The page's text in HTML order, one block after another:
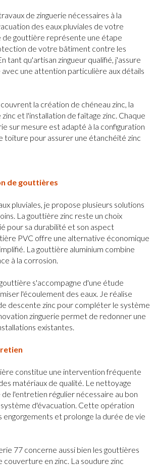
de zinguerie nécessaires à la
des eaux pluviales de votre
de gouttière représente une étape
de votre bâtiment contre les
tant qu'artisan zingueur qualifié, j'assure
une attention particulière aux détails
la création de chéneau zinc, la
et l'installation de faîtage zinc. Chaque
sur mesure est adapté à la configuration
toiture pour assurer une étanchéité zinc
de gouttières
pluviales, je propose plusieurs solutions
La gouttière zinc reste un choix
pour sa durabilité et son aspect
PVC offre une alternative économique
La gouttière aluminium combine
à la corrosion.
s'accompagne d'une étude
l'écoulement des eaux. Je réalise
descente zinc pour compléter le système
zinguerie permet de redonner une
existantes.
constitue une intervention fréquente
matériaux de qualité. Le nettoyage
l'entretien régulier nécessaire au bon
d'évacuation. Cette opération
et prolonge la durée de vie
77 concerne aussi bien les gouttières
couverture en zinc. La soudure zinc